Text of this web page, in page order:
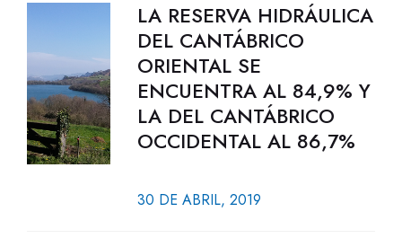
LA RESERVA HIDRÁULICA
DEL CANTÁBRICO
ORIENTAL SE
ENCUENTRA AL 84,9% Y
LA DEL CANTÁBRICO
OCCIDENTAL AL 86,7%
30 DE ABRIL, 2019